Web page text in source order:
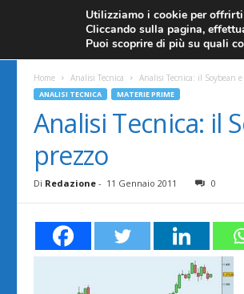
CANDELE GIAPPONESI ECONOMIA FOREX
F
a
F
r
ANALISI TECNICA
Home Analisi Tecnica Analisi Tecnica: il Soybean
ANALISI TECNICA MATERIE PRIME
Analisi Tecnica: il
prezzo
Di Redazione- 11 Gennaio 2011 0
Utilizziamo i cookie per
Cliccando sulla pagina,
Puoi scoprire di più su quali